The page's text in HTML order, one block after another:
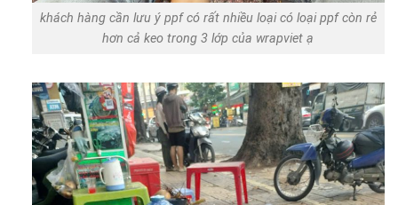
khách hàng cần lưu ý ppf có rất nhiều loại có loại ppf còn rẻ
hơn cả keo trong 3 lớp của wrapviet ạ